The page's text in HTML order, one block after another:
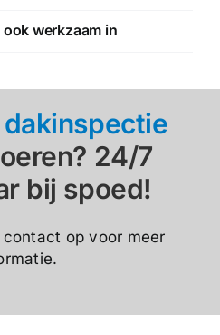
werkzaam in
dakinspectie
24/7
bij spoed!
op voor meer